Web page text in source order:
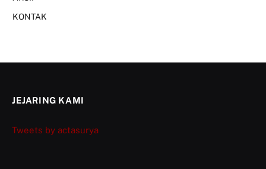
KONTAK
JEJARING KAMI
Tweets by actasurya